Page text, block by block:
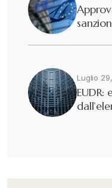
Luglio
EUDR: